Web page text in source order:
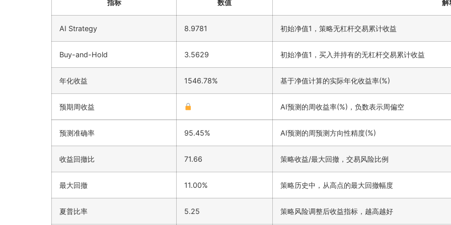
指标 数值 解
AI Strategy 8.9781 初始净值1，策略无杠杆交易累计收益
Buy-and-Hold 3.5629 初始净值1，买入并持有的无杠杆交易累计收益
年化收益 1546.78% 基于净值计算的实际年化收益率(%)
预期周收益 AI预测的周收益率(%)，负数表示周偏空
预测准确率 95.45% AI预测的周预测方向性精度(%)
收益回撤比 71.66 策略收益/最大回撤，交易风险比例
最大回撤 11.00% 策略历史中，从高点的最大回撤幅度
夏普比率 5.25 策略风险调整后收益指标，越高越好